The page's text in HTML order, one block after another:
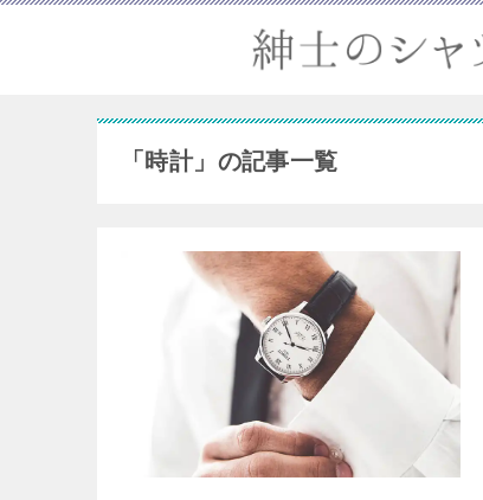
「時計」の記事一覧